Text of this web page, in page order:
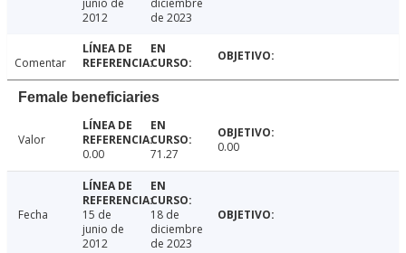
junio de
2012
diciembre
de 2023
Comentar
Female beneficiaries
Valor
0.00
71.27 0.00
Fecha
15 de
junio de
2012
18 de
diciembre
de 2023